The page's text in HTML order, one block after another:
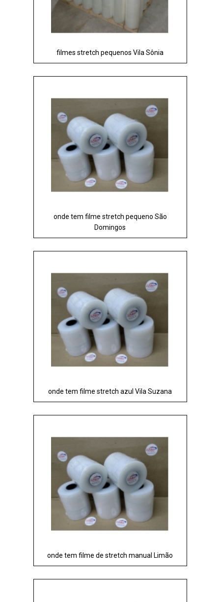
filmes stretch pequenos Vila Sônia
onde tem filme stretch pequeno São
Domingos
onde tem filme stretch azul Vila Suzana
onde tem filme de stretch manual Limão